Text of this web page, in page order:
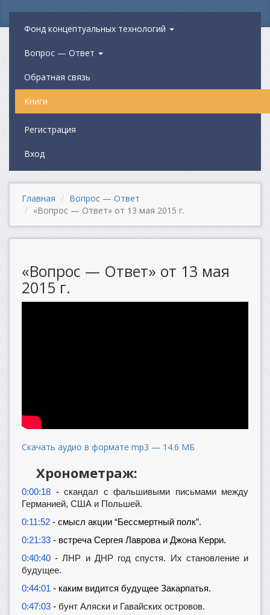
Фонд концептуальных технологий
Вопрос — Ответ
Обратная связь
Книги
Регистрация
Вход
Главная
Вопрос — Ответ
«Вопрос — Ответ» от 13 мая 2015 г.
«Вопрос — Ответ» от 13 мая
2015 г.
Скачать аудио в формате mp3 — 14.6 МБ
Хронометраж:
0:00:18 - скандал с фальшивыми письмами между
Германией, США и Польшей.
0:11:52 - смысл акции “Бессмертный полк”.
0:21:33 - встреча Сергея Лаврова и Джона Керри.
0:40:40 -ЛНР и ДНР год спустя. Их становление и
будущее.
0:44:01 - каким видится будущее Закарпатья.
0:47:03 - бунт Аляски и Гавайских островов.